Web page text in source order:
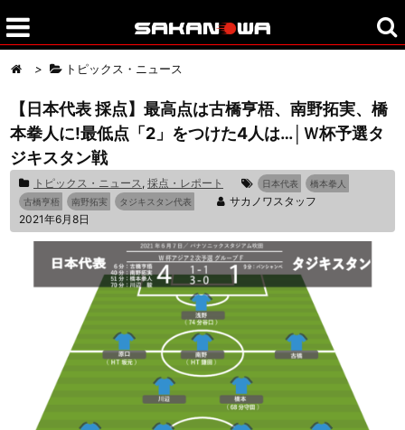
> トピックス・ニュース
【日本代表 採点】最高点は古橋亨梧、南野拓実、橋
本拳人に!最低点「2」をつけた4人は…│Ｗ杯予選タ
ジキスタン戦
トピックス・ニュース, 採点・レポート 日本代表
橋本拳人
古橋亨梧
南野拓実 タジキスタン代表
サカノワスタッフ
2021年6月8日